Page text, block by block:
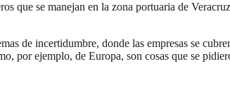
que se manejan en la zona portuaria de
de incertidumbre, donde las empresas se
por ejemplo, de Europa, son cosas que se